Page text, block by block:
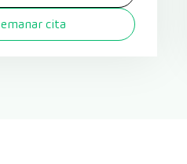
cita